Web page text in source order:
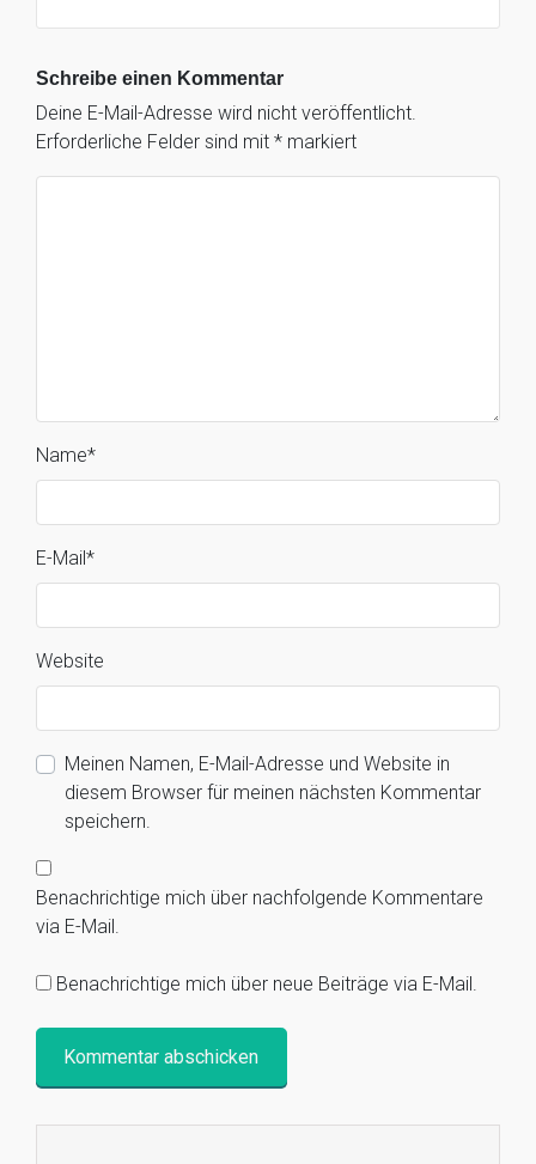
Schreibe einen Kommentar
Deine E-Mail-Adresse wird nicht veröffentlicht.
Erforderliche Felder sind mit * markiert
Name*
E-Mail*
Website
Meinen Namen, E-Mail-Adresse und Website in
diesem Browser für meinen nächsten Kommentar
speichern.
Benachrichtige mich über nachfolgende Kommentare
via E-Mail.
Benachrichtige mich über neue Beiträge via E-Mail.